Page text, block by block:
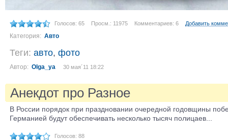
Голосов: 65 Просм.: 11975 Комментариев: 6 Добавить
Категория: Авто
Теги: авто, фото
Автор: Olga_ya 30 мая´11 18:22
Анекдот про Разное
В России порядок при праздновании очередной годовщины
Германией будут обеспечивать несколько тысяч полицаев...
Голосов: 88